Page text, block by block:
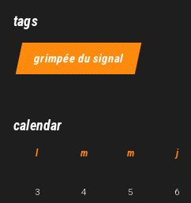
tags
grimpée du signal
calendar
l m m j
3
4 5 6